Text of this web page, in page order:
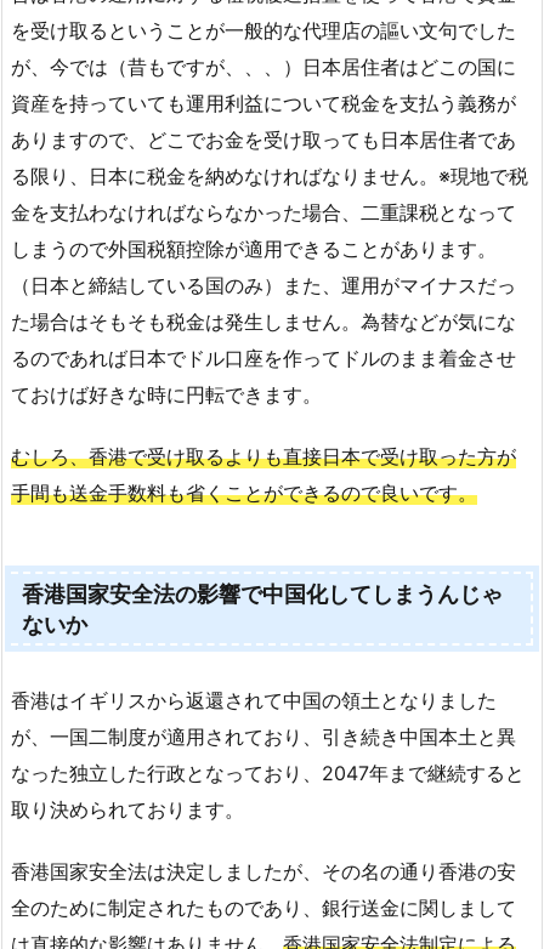
を受け取るということが一般的な代理店の謳い文句でした
が、今では（昔もですが、、、）日本居住者はどこの国に
資産を持っていても運用利益について税金を支払う義務が
ありますので、どこでお金を受け取っても日本居住者であ
る限り、日本に税金を納めなければなりません。※現地で税
金を支払わなければならなかった場合、二重課税となって
しまうので外国税額控除が適用できることがあります。
（日本と締結している国のみ）また、運用がマイナスだっ
た場合はそもそも税金は発生しません。為替などが気にな
るのであれば日本でドル口座を作ってドルのまま着金させ
ておけば好きな時に円転できます。
むしろ、香港で受け取るよりも直接日本で受け取った方が
手間も送金手数料も省くことができるので良いです。
香港国家安全法の影響で中国化してしまうんじゃ
ないか
香港はイギリスから返還されて中国の領土となりました
が、一国二制度が適用されており、引き続き中国本土と異
なった独立した行政となっており、2047年まで継続すると
取り決められております。
香港国家安全法は決定しましたが、その名の通り香港の安
全のために制定されたものであり、銀行送金に関しまして